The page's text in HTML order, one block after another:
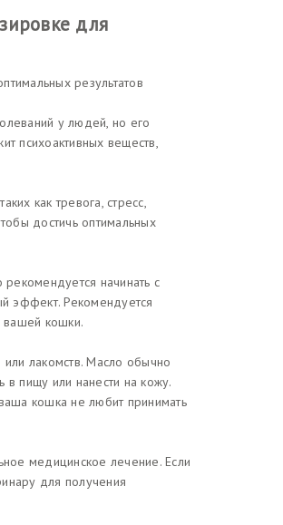
для
результатов
у людей, но его
психоактивных веществ,
как тревога, стресс,
достичь оптимальных
начинать с
эффект. Рекомендуется
вашей кошки.
лакомств. Масло обычно
пищу или нанести на кожу.
кошка не любит принимать
медицинское лечение. Если
для получения